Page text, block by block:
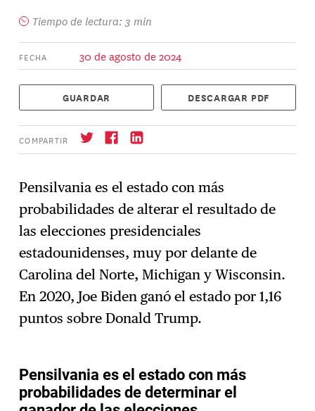
Tiempo de lectura: 3 min
FECHA 30 de agosto de 2024
GUARDAR DESCARGAR PDF
COMPARTIR
→ Suscríbase
Pensilvania es el estado con más
probabilidades de alterar el resultado de
las elecciones presidenciales
estadounidenses, muy por delante de
Carolina del Norte, Michigan y Wisconsin.
En 2020, Joe Biden ganó el estado por 1,16
puntos sobre Donald Trump.